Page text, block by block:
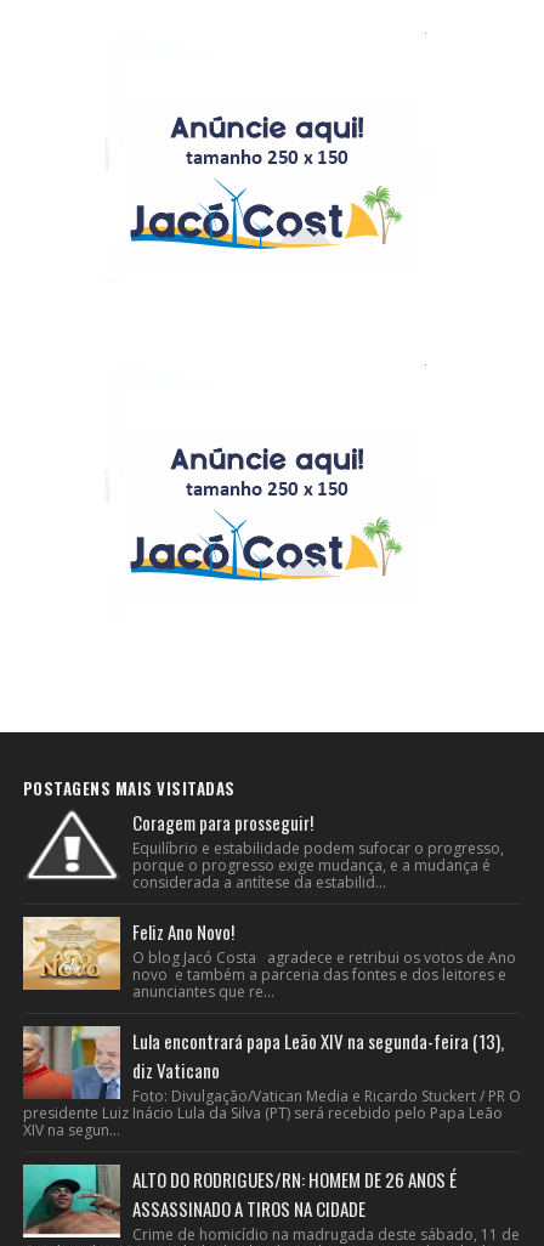
POSTAGENS MAIS VISITADAS
Coragem para prosseguir!
Equilíbrio e estabilidade podem sufocar o progresso,
porque o progresso exige mudança, e a mudança é
considerada a antítese da estabilid...
Feliz Ano Novo!
O blog Jacó Costa agradece e retribui os votos de Ano
novo e também a parceria das fontes e dos leitores e
anunciantes que re...
Lula encontrará papa Leão XIV na segunda-feira (13),
diz Vaticano
Foto: Divulgação/Vatican Media e Ricardo Stuckert / PR O
presidente Luiz Inácio Lula da Silva (PT) será recebido pelo Papa Leão
XIV na segun...
ALTO DO RODRIGUES/RN: HOMEM DE 26 ANOS É
ASSASSINADO A TIROS NA CIDADE
Crime de homicídio na madrugada deste sábado, 11 de